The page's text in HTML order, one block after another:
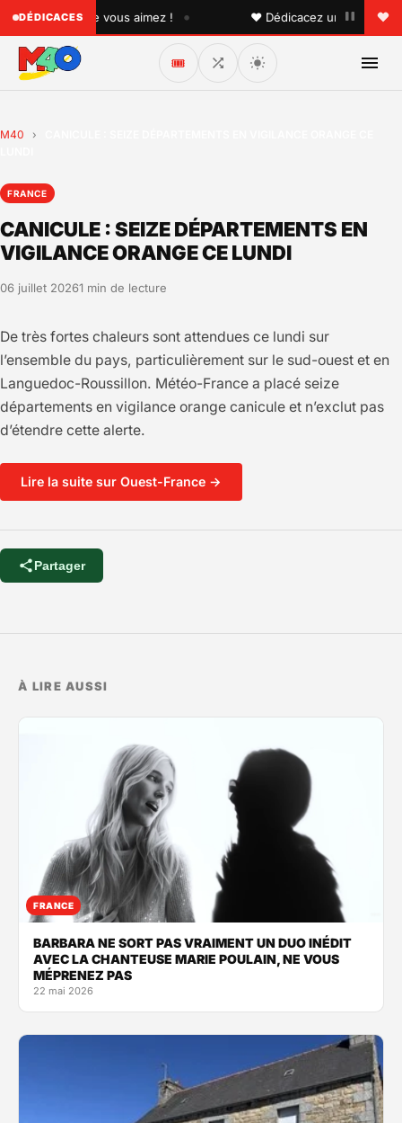
DÉDICACESque vous aimez ! • ♥ Dédicacez un titre à vos
🎟️
M40 ›
FRANCE
CANICULE : SEIZE DÉPARTEMENTS EN
VIGILANCE ORANGE CE LUNDI
06 juillet 20261 min de lecture
De très fortes chaleurs sont attendues ce lundi sur
l’ensemble du pays, particulièrement sur le sud-ouest et en
Languedoc-Roussillon. Météo-France a placé seize
départements en vigilance orange canicule et n’exclut pas
d’étendre cette alerte.
Lire la suite sur Ouest-France →
Partager
À LIRE AUSSI
FRANCE
BARBARA NE SORT PAS VRAIMENT UN DUO INÉDIT
AVEC LA CHANTEUSE MARIE POULAIN, NE VOUS
MÉPRENEZ PAS
22 mai 2026